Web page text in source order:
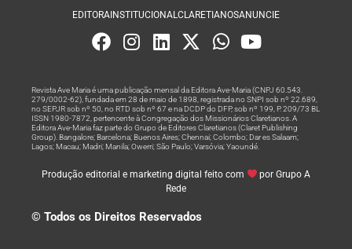
EDITORA INSTITUCIONALCLARETIANOSANUNCIE
Revista Ave Maria é uma publicação mensal da Editora Ave-Maria (CNPJ 60.543.
279/0002-62), fundada em 28 de maio de 1898, registrada no SNPI sob nº 22.689,
no SEPJR sob nº 50, no RTD sob nº 67 e na DCDP do DFP, sob nº 199, P. 209/73 BL
ISSN 1980-7872, pertencente à Congregação dos Missionários Claretianos. A
Editora Ave-Maria faz parte do Grupo de Editores Claretianos (Claret Publishing
Group). Bangalore; Barcelona; Buenos Aires; Chennai; Colombo; Dar es Salaam;
Lagos; Macau; Madri; Manila; Owerri; São Paulo; Varsóvia; Yaoundé.
Produção editorial e marketing digital feito com
por Grupo A
Rede
© Todos os Direitos Reservados